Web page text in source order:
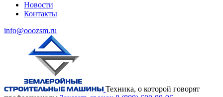
Новости
Контакты
info@ooozsm.ru
Техника, о которой говорят